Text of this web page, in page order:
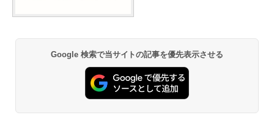
Google 検索で当サイトの記事を優先表示させる